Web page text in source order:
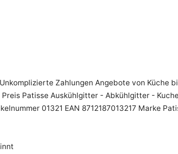
Zahlungen Angebote von Küche
Patisse Auskühlgitter - Abkühlgitter -
01321 EAN 8712187013217 Marke